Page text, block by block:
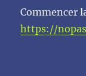
Commencer
https://